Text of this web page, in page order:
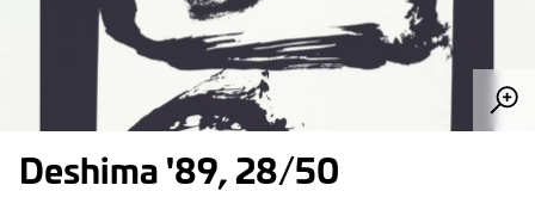
Deshima '89, 28/50